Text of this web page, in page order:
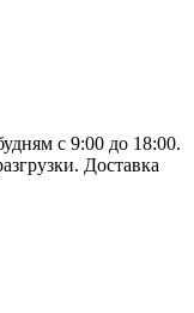
с 9:00 до 18:00.
Доставка